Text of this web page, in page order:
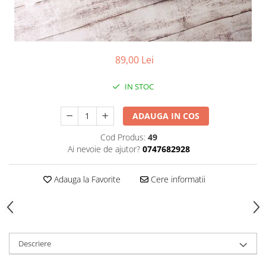
89,00 Lei
IN STOC
ADAUGA IN COS
Cod Produs: 49
Ai nevoie de ajutor? 0747682928
Adauga la Favorite Cere informatii
Descriere